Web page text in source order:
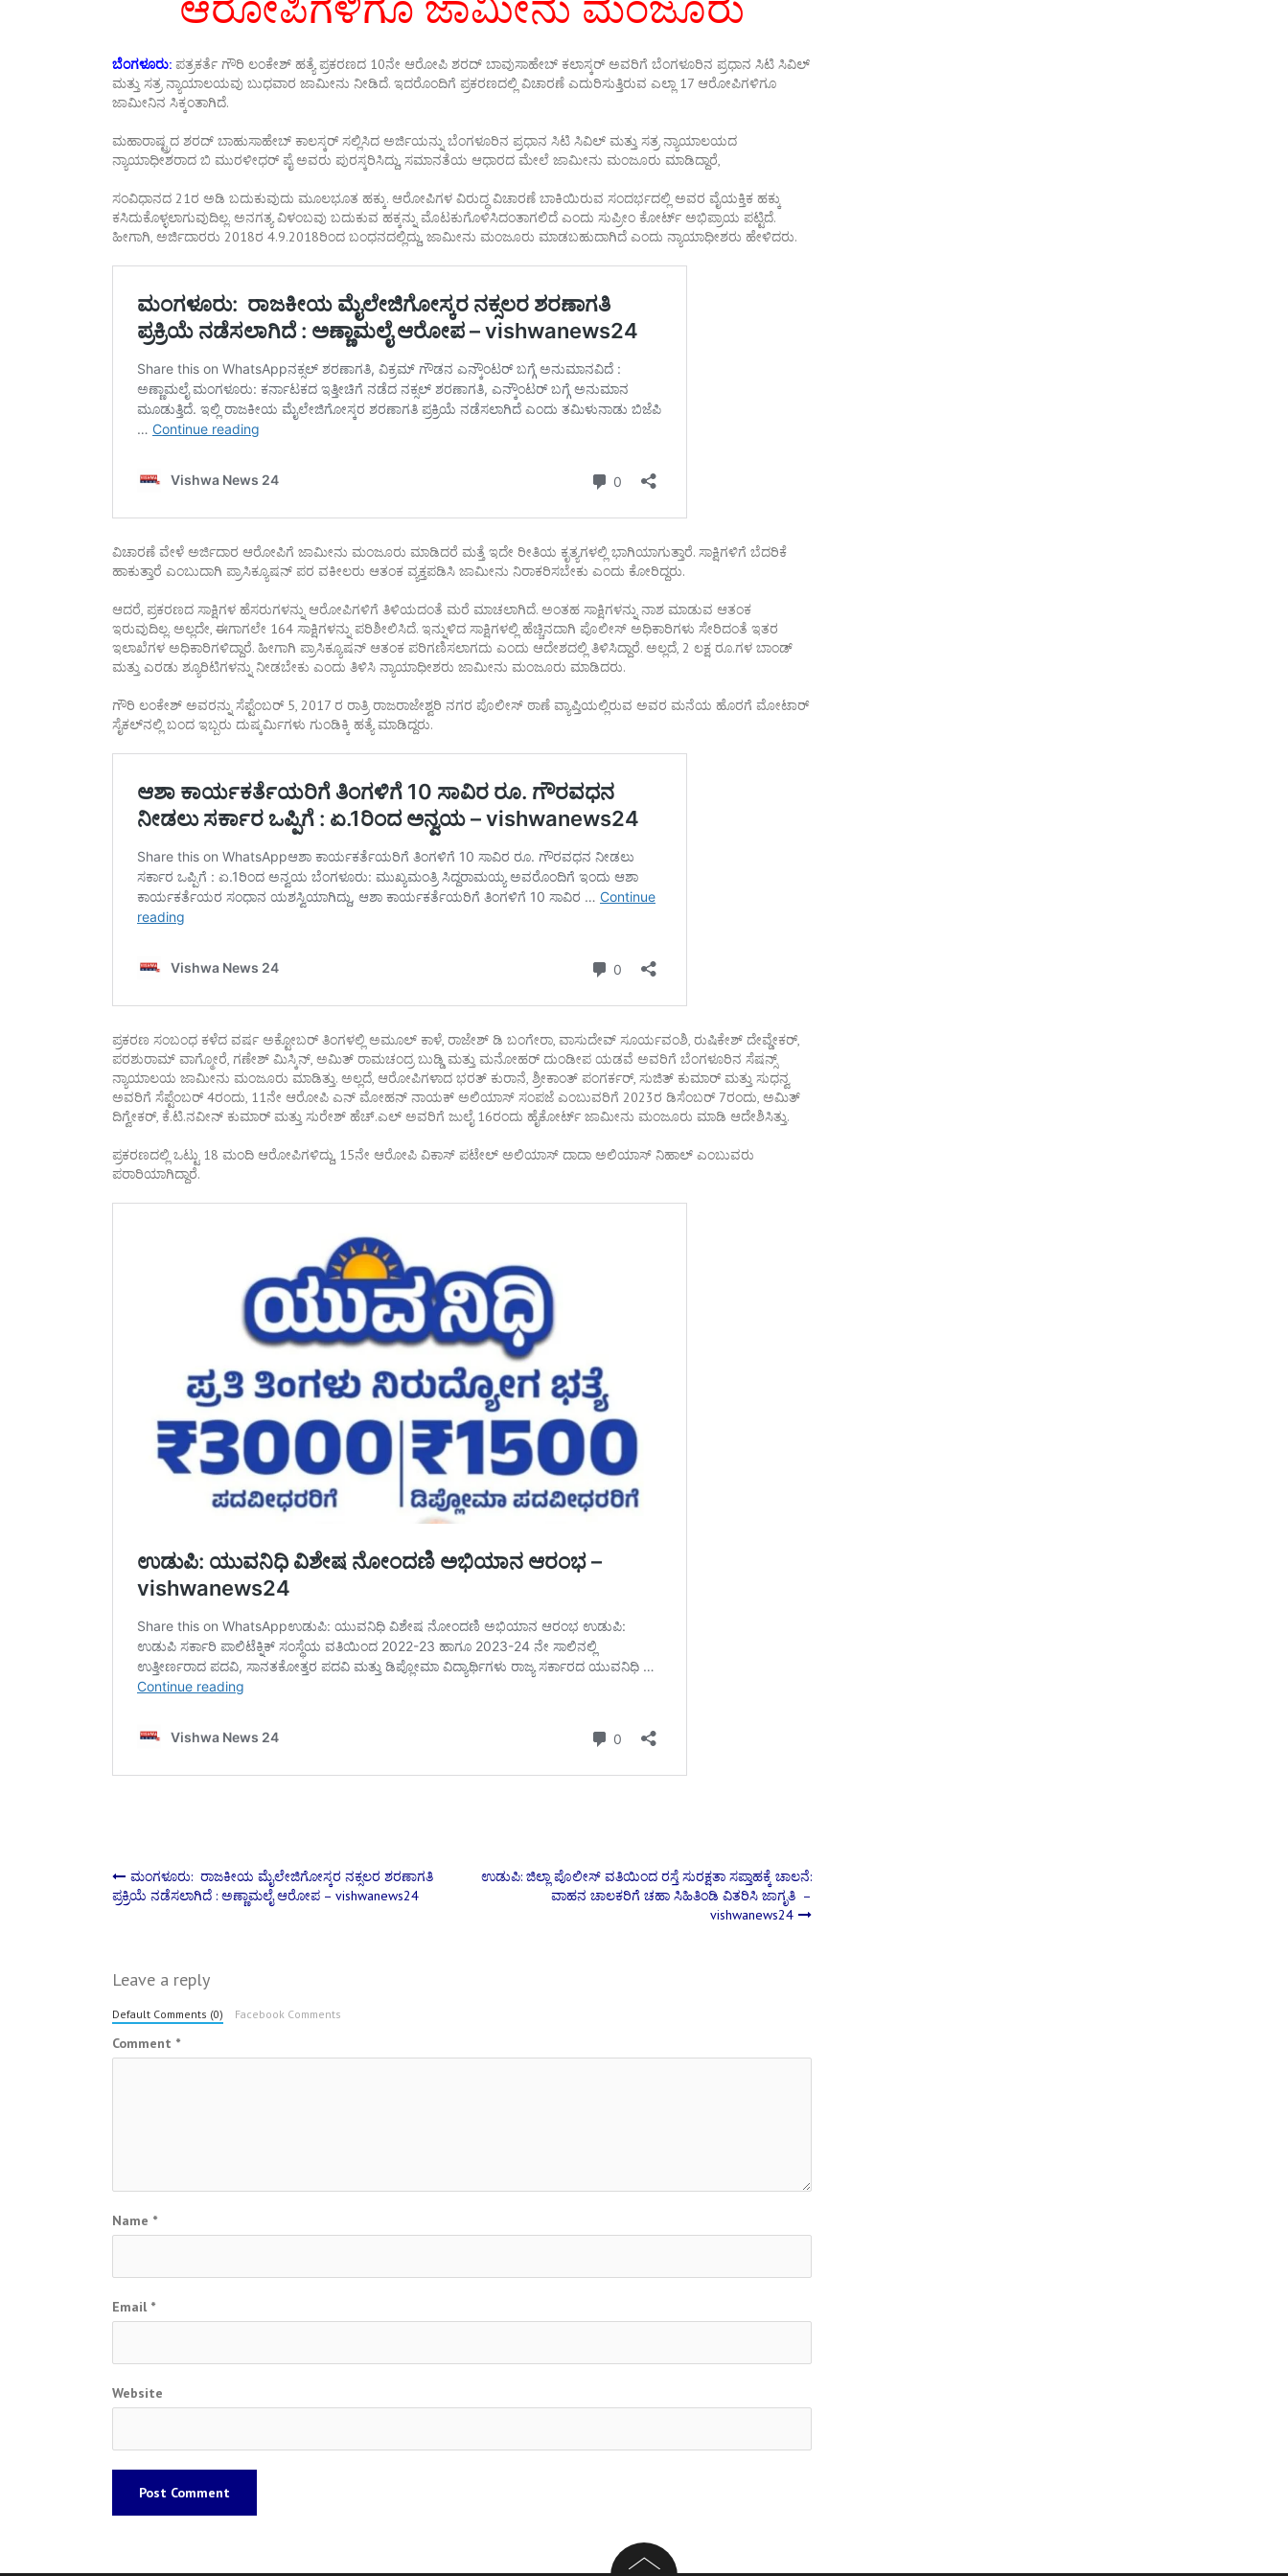
ಬೆಂಗಳೂರು: ಪತ್ರಕರ್ತೆ ಗೌರಿ ಲಂಕೇಶ್ ಹತ್ಯೆ ಪ್ರಕರಣದ 10ನೇ ಆರೋಪಿ ಶರದ್ ಬಾವುಸಾಹೇಬ್ ಕಲಾಸ್ಕರ್ ಅವರಿಗೆ ಬೆಂಗಳೂರಿನ ಪ್ರಧಾನ ಸಿಟಿ ಸಿವಿಲ್‌
ಮತ್ತು ಸತ್ರ ನ್ಯಾಯಾಲಯವು ಬುಧವಾರ ಜಾಮೀನು ನೀಡಿದೆ. ಇದರೊಂದಿಗೆ ಪ್ರಕರಣದಲ್ಲಿ ವಿಚಾರಣೆ ಎದುರಿಸುತ್ತಿರುವ ಎಲ್ಲಾ 17 ಆರೋಪಿಗಳಿಗೂ
ಜಾಮೀನಿನ ಸಿಕ್ಕಂತಾಗಿದೆ.
ಮಹಾರಾಷ್ಟ್ರದ ಶರದ್‌ ಬಾಹುಸಾಹೇಬ್‌ ಕಾಲಸ್ಕರ್‌ ಸಲ್ಲಿಸಿದ ಅರ್ಜಿಯನ್ನು ಬೆಂಗಳೂರಿನ ಪ್ರಧಾನ ಸಿಟಿ ಸಿವಿಲ್‌ ಮತ್ತು ಸತ್ರ ನ್ಯಾಯಾಲಯದ
ನ್ಯಾಯಾಧೀಶರಾದ ಬಿ ಮುರಳೀಧರ್‌ ಪೈ ಅವರು ಪುರಸ್ಕರಿಸಿದ್ದು, ಸಮಾನತೆಯ ಆಧಾರದ ಮೇಲೆ ಜಾಮೀನು ಮಂಜೂರು ಮಾಡಿದ್ದಾರೆ,
ಸಂವಿಧಾನದ 21ರ ಅಡಿ ಬದುಕುವುದು ಮೂಲಭೂತ ಹಕ್ಕು. ಆರೋಪಿಗಳ ವಿರುದ್ಧ ವಿಚಾರಣೆ ಬಾಕಿಯಿರುವ ಸಂದರ್ಭದಲ್ಲಿ ಅವರ ವೈಯಕ್ತಿಕ ಹಕ್ಕು
ಕಸಿದುಕೊಳ್ಳಲಾಗುವುದಿಲ್ಲ. ಅನಗತ್ಯ ವಿಳಂಬವು ಬದುಕುವ ಹಕ್ಕನ್ನು ಮೊಟಕುಗೊಳಿಸಿದಂತಾಗಲಿದೆ ಎಂದು ಸುಪ್ರೀಂ ಕೋರ್ಟ್ ಅಭಿಪ್ರಾಯ ಪಟ್ಟಿದೆ.
ಹೀಗಾಗಿ, ಅರ್ಜಿದಾರರು 2018ರ 4.9.2018ರಿಂದ ಬಂಧನದಲ್ಲಿದ್ದು, ಜಾಮೀನು ಮಂಜೂರು ಮಾಡಬಹುದಾಗಿದೆ ಎಂದು ನ್ಯಾಯಾಧೀಶರು ಹೇಳಿದರು.
ವಿಚಾರಣೆ ವೇಳೆ ಅರ್ಜಿದಾರ ಆರೋಪಿಗೆ ಜಾಮೀನು ಮಂಜೂರು ಮಾಡಿದರೆ ಮತ್ತೆ ಇದೇ ರೀತಿಯ ಕೃತ್ಯಗಳಲ್ಲಿ ಭಾಗಿಯಾಗುತ್ತಾರೆ. ಸಾಕ್ಷಿಗಳಿಗೆ ಬೆದರಿಕೆ
ಹಾಕುತ್ತಾರೆ ಎಂಬುದಾಗಿ ಪ್ರಾಸಿಕ್ಯೂಷನ್ ಪರ ವಕೀಲರು ಆತಂಕ ವ್ಯಕ್ತಪಡಿಸಿ ಜಾಮೀನು ನಿರಾಕರಿಸಬೇಕು ಎಂದು ಕೋರಿದ್ದರು.
ಆದರೆ, ಪ್ರಕರಣದ ಸಾಕ್ಷಿಗಳ ಹೆಸರುಗಳನ್ನು ಆರೋಪಿಗಳಿಗೆ ತಿಳಿಯದಂತೆ ಮರೆ ಮಾಚಲಾಗಿದೆ. ಅಂತಹ ಸಾಕ್ಷಿಗಳನ್ನು ನಾಶ ಮಾಡುವ ಆತಂಕ
ಇರುವುದಿಲ್ಲ. ಅಲ್ಲದೇ, ಈಗಾಗಲೇ 164 ಸಾಕ್ಷಿಗಳನ್ನು ಪರಿಶೀಲಿಸಿದೆ. ಇನ್ನುಳಿದ ಸಾಕ್ಷಿಗಳಲ್ಲಿ ಹೆಚ್ಚಿನದಾಗಿ ಪೊಲೀಸ್ ಅಧಿಕಾರಿಗಳು ಸೇರಿದಂತೆ ಇತರ
ಇಲಾಖೆಗಳ ಅಧಿಕಾರಿಗಳಿದ್ದಾರೆ. ಹೀಗಾಗಿ ಪ್ರಾಸಿಕ್ಯೂಷನ್ ಆತಂಕ ಪರಿಗಣಿಸಲಾಗದು ಎಂದು ಆದೇಶದಲ್ಲಿ ತಿಳಿಸಿದ್ದಾರೆ. ಅಲ್ಲದೆ, 2 ಲಕ್ಷ ರೂ.ಗಳ ಬಾಂಡ್
ಮತ್ತು ಎರಡು ಶ್ಯೂರಿಟಿಗಳನ್ನು ನೀಡಬೇಕು ಎಂದು ತಿಳಿಸಿ ನ್ಯಾಯಾಧೀಶರು ಜಾಮೀನು ಮಂಜೂರು ಮಾಡಿದರು.
ಗೌರಿ ಲಂಕೇಶ್ ಅವರನ್ನು ಸೆಪ್ಟೆಂಬರ್ 5, 2017 ರ ರಾತ್ರಿ ರಾಜರಾಜೇಶ್ವರಿ ನಗರ ಪೊಲೀಸ್ ಠಾಣೆ ವ್ಯಾಪ್ತಿಯಲ್ಲಿರುವ ಅವರ ಮನೆಯ ಹೊರಗೆ ಮೋಟಾರ್
ಸೈಕಲ್‌ನಲ್ಲಿ ಬಂದ ಇಬ್ಬರು ದುಷ್ಕರ್ಮಿಗಳು ಗುಂಡಿಕ್ಕಿ ಹತ್ಯೆ ಮಾಡಿದ್ದರು.
ಪ್ರಕರಣ ಸಂಬಂಧ ಕಳೆದ ವರ್ಷ ಅಕ್ಟೋಬರ್ ತಿಂಗಳಲ್ಲಿ ಅಮೂಲ್ ಕಾಳೆ, ರಾಜೇಶ್ ಡಿ ಬಂಗೇರಾ, ವಾಸುದೇವ್ ಸೂರ್ಯವಂಶಿ, ರುಷಿಕೇಶ್ ದೇವ್ಡೇಕರ್,
ಪರಶುರಾಮ್ ವಾಗ್ಮೋರೆ, ಗಣೇಶ್ ಮಿಸ್ಕಿನ್, ಅಮಿತ್ ರಾಮಚಂದ್ರ ಬುಡ್ಡಿ ಮತ್ತು ಮನೋಹರ್ ದುಂಡೀಪ ಯಡವೆ ಅವರಿಗೆ ಬೆಂಗಳೂರಿನ ಸೆಷನ್ಸ್
ನ್ಯಾಯಾಲಯ ಜಾಮೀನು ಮಂಜೂರು ಮಾಡಿತ್ತು. ಅಲ್ಲದೆ, ಆರೋಪಿಗಳಾದ ಭರತ್ ಕುರಾನೆ, ಶ್ರೀಕಾಂತ್ ಪಂಗರ್ಕರ್, ಸುಜಿತ್ ಕುಮಾರ್ ಮತ್ತು ಸುಧನ್ವ
ಅವರಿಗೆ ಸೆಪ್ಟೆಂಬರ್ 4ರಂದು, 11ನೇ ಆರೋಪಿ ಎನ್ ಮೋಹನ್ ನಾಯಕ್ ಅಲಿಯಾಸ್ ಸಂಪಜೆ ಎಂಬುವರಿಗೆ 2023ರ ಡಿಸೆಂಬರ್ 7ರಂದು, ಅಮಿತ್
ದಿಗ್ವೇಕರ್, ಕೆ.ಟಿ.ನವೀನ್ ಕುಮಾರ್ ಮತ್ತು ಸುರೇಶ್ ಹೆಚ್.ಎಲ್ ಅವರಿಗೆ ಜುಲೈ 16ರಂದು ಹೈಕೋರ್ಟ್ ಜಾಮೀನು ಮಂಜೂರು ಮಾಡಿ ಆದೇಶಿಸಿತ್ತು.
ಪ್ರಕರಣದಲ್ಲಿ ಒಟ್ಟು 18 ಮಂದಿ ಆರೋಪಿಗಳಿದ್ದು, 15ನೇ ಆರೋಪಿ ವಿಕಾಸ್ ಪಟೇಲ್ ಅಲಿಯಾಸ್ ದಾದಾ ಅಲಿಯಾಸ್ ನಿಹಾಲ್ ಎಂಬುವರು
ಪರಾರಿಯಾಗಿದ್ದಾರೆ.
Post
ಮಂಗಳೂರು: ರಾಜಕೀಯ ಮೈಲೇಜಿಗೋಸ್ಕರ ನಕ್ಸಲರ ಶರಣಾಗತಿ
ಪ್ರಕ್ರಿಯೆ ನಡೆಸಲಾಗಿದೆ : ಅಣ್ಣಾಮಲೈ ಆರೋಪ – vishwanews24
ಉಡುಪಿ: ಜಿಲ್ಲಾ ಪೊಲೀಸ್ ವತಿಯಿಂದ ರಸ್ತೆ ಸುರಕ್ಷತಾ ಸಪ್ತಾಹಕ್ಕೆ ಚಾಲನೆ:
ವಾಹನ ಚಾಲಕರಿಗೆ ಚಹಾ ಸಿಹಿತಿಂಡಿ ವಿತರಿಸಿ ಜಾಗೃತಿ –
vishwanews24
Leave a reply
Default Comments (0) Facebook Comments
Comment *
Name *
Email *
Website